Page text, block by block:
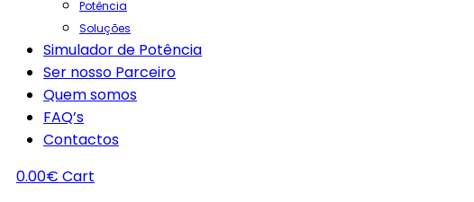
Potência
Soluções
Simulador de Potência
Ser nosso Parceiro
Quem somos
FAQ’s
Contactos
0.00€ Cart